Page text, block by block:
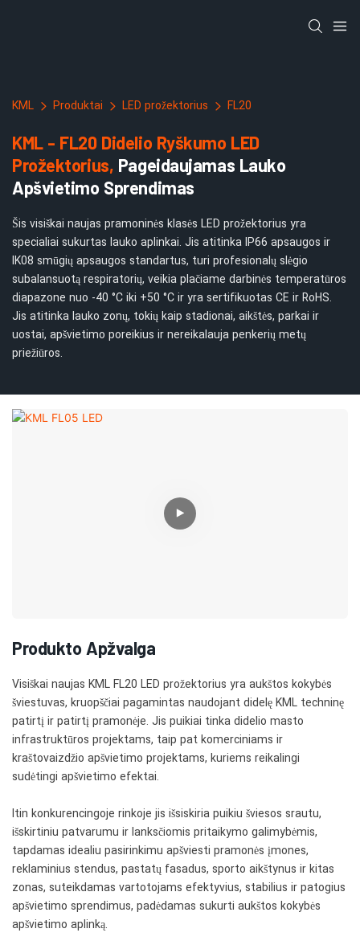
KML Produktai LED prožektorius FL20
KML - FL20 Didelio Ryškumo LED
Prožektorius, Pageidaujamas Lauko
Apšvietimo Sprendimas
Šis visiškai naujas pramoninės klasės LED prožektorius yra
specialiai sukurtas lauko aplinkai. Jis atitinka IP66 apsaugos ir
IK08 smūgių apsaugos standartus, turi profesionalų slėgio
subalansuotą respiratorių, veikia plačiame darbinės temperatūros
diapazone nuo -40 °C iki +50 °C ir yra sertifikuotas CE ir RoHS.
Jis atitinka lauko zonų, tokių kaip stadionai, aikštės, parkai ir
uostai, apšvietimo poreikius ir nereikalauja penkerių metų
priežiūros.
Produkto Apžvalga
Visiškai naujas KML FL20 LED prožektorius yra aukštos kokybės
šviestuvas, kruopščiai pagamintas naudojant didelę KML techninę
patirtį ir patirtį pramonėje. Jis puikiai tinka didelio masto
infrastruktūros projektams, taip pat komerciniams ir
kraštovaizdžio apšvietimo projektams, kuriems reikalingi
sudėtingi apšvietimo efektai.
Itin konkurencingoje rinkoje jis išsiskiria puikiu šviesos srautu,
išskirtiniu patvarumu ir lanksčiomis pritaikymo galimybėmis,
tapdamas idealiu pasirinkimu apšviesti pramonės įmones,
reklaminius stendus, pastatų fasadus, sporto aikštynus ir kitas
zonas, suteikdamas vartotojams efektyvius, stabilius ir patogius
apšvietimo sprendimus, padėdamas sukurti aukštos kokybės
apšvietimo aplinką.